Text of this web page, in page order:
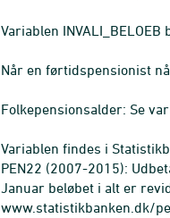
Variablen
Når en førtidspensionist
Folkepensionsalder: Se
Variablen findes i
PEN22 (2007-2015):
Januar beløbet i alt er
www.statistikbanken.dk/